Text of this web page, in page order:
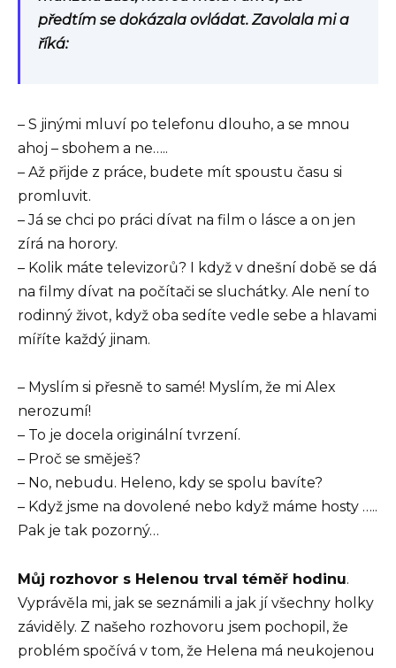
předtím se dokázala ovládat. Zavolala mi a
říká:
– S jinými mluví po telefonu dlouho, a se mnou
ahoj – sbohem a ne…..
– Až přijde z práce, budete mít spoustu času si
promluvit.
– Já se chci po práci dívat na film o lásce a on jen
zírá na horory.
– Kolik máte televizorů? I když v dnešní době se dá
na filmy dívat na počítači se sluchátky. Ale není to
rodinný život, když oba sedíte vedle sebe a hlavami
míříte každý jinam.
– Myslím si přesně to samé! Myslím, že mi Alex
nerozumí!
– To je docela originální tvrzení.
– Proč se směješ?
– No, nebudu. Heleno, kdy se spolu bavíte?
– Když jsme na dovolené nebo když máme hosty …..
Pak je tak pozorný…
Můj rozhovor s Helenou trval téměř hodinu.
Vyprávěla mi, jak se seznámili a jak jí všechny holky
záviděly. Z našeho rozhovoru jsem pochopil, že
problém spočívá v tom, že Helena má neukojenou